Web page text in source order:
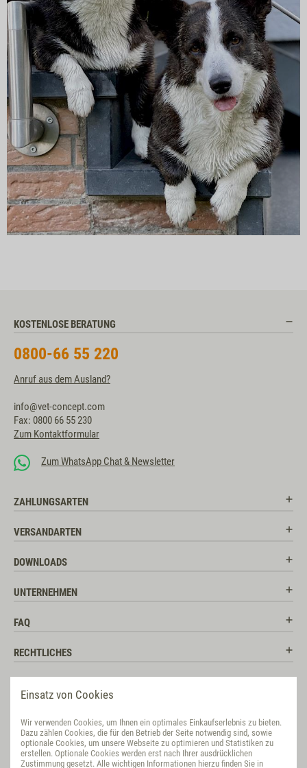
Einsatz von Cookies
Wir verwenden Cookies, um Ihnen ein optimales Einkaufserlebnis zu bieten.
Dazu zählen Cookies, die für den Betrieb der Seite notwendig sind, sowie
optionale Cookies, um unsere Webseite zu optimieren und Statistiken zu
erstellen. Optionale Cookies werden erst nach Ihrer ausdrücklichen
Zustimmung gesetzt. Alle wichtigen Informationen hierzu finden Sie in
KOSTENLOSE BERATUNG
0800-66 55 220
Anruf aus dem Ausland?
info@vet-concept.com
Fax: 0800 66 55 230
Zum Kontaktformular
Zum WhatsApp Chat & Newsletter
ZAHLUNGSARTEN
VERSANDARTEN
DOWNLOADS
UNTERNEHMEN
FAQ
RECHTLICHES
BEWERTUNG